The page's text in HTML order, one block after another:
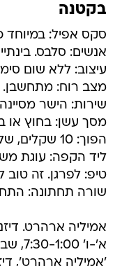
בקטנה
סקס אפיל: במיוחד
אנשים: סלבס.
עיצוב: ללא שום
מצב רוח: מתחשבן.
שירות: הישר
מסך עשן: בחוץ או
הפוך: 10 שקלים, של מאורו
ליד הקפה: עוגת
טיפ: לפרגן. זה טוב
שורה תחתונה:
א'-ו' 7:30-1:00, שבת 9:00-1:00.
'אמיליה ארהרט', דיזנגוף 88, תל